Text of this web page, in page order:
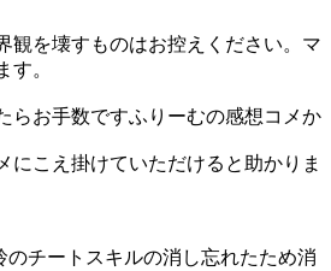
観を壊すものはお控えください。マ
す。
らお手数ですふりーむの感想コメか
にこえ掛けていただけると助かりま
チートスキルの消し忘れたため消